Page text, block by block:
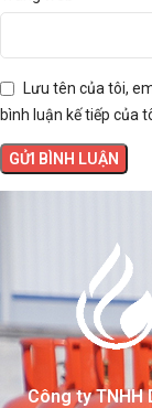
Lưu tên của tôi,
bình luận kế tiếp của
Công ty TNHH